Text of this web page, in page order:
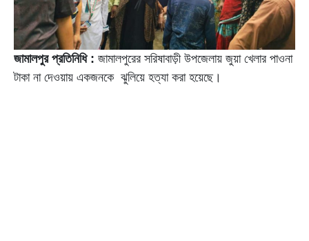
জামালপুর প্রতিনিধি : জামালপুরের সরিষাবাড়ী উপজেলায় জুয়া খেলার পাওনা
টাকা না দেওয়ায় একজনকে ঝুলিয়ে হত্যা করা হয়েছে।